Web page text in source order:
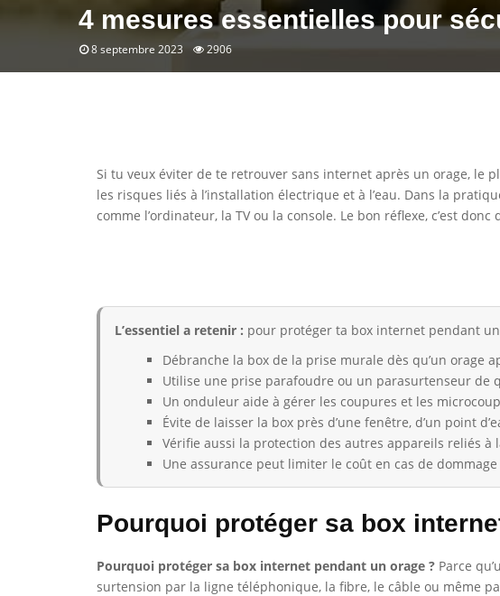
4 mesures essentielles pour
8 septembre 2023 2906
Si tu veux éviter de te retrouver sans internet après un orage, le
les risques liés à l’installation électrique et à l’eau. Dans la
comme l’ordinateur, la TV ou la console. Le bon réflexe, c’est
L’essentiel a retenir : pour protéger ta box internet pendant
Débranche la box de la prise murale dès qu’un orage
Utilise une prise parafoudre ou un parasurtenseur de
Un onduleur aide à gérer les coupures et les
Évite de laisser la box près d’une fenêtre, d’un point
Vérifie aussi la protection des autres appareils reliés à
Une assurance peut limiter le coût en cas de
Pourquoi protéger sa box
Pourquoi protéger sa box internet pendant un orage ? Parce
surtension par la ligne téléphonique, la fibre, le câble ou même